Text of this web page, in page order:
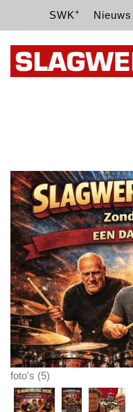
SWK+ Nieuws
foto's (5)